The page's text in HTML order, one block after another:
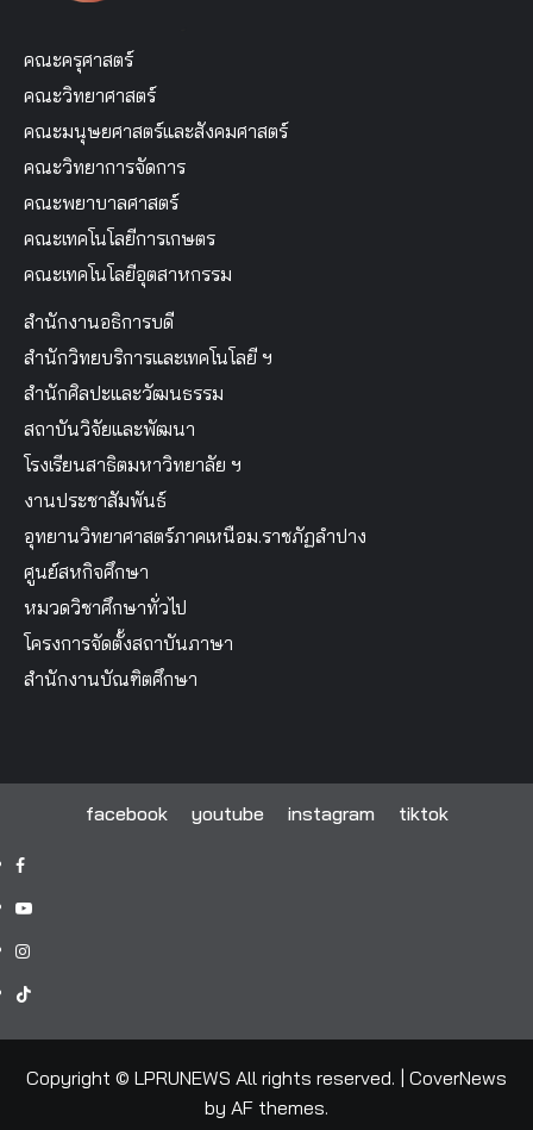
คณะครุศาสตร์
คณะวิทยาศาสตร์
คณะมนุษยศาสตร์และสังคมศาสตร์
คณะวิทยาการจัดการ
คณะพยาบาลศาสตร์
คณะเทคโนโลยีการเกษตร
คณะเทคโนโลยีอุตสาหกรรม
สำนักงานอธิการบดี
สำนักวิทยบริการและเทคโนโลยี ฯ
สำนักศิลปะและวัฒนธรรม
สถาบันวิจัยและพัฒนา
โรงเรียนสาธิตมหาวิทยาลัย ฯ
งานประชาสัมพันธ์
อุทยานวิทยาศาสตร์ภาคเหนือม.ราชภัฏลำปาง
ศูนย์สหกิจศึกษา
หมวดวิชาศึกษาทั่วไป
โครงการจัดตั้งสถาบันภาษา
สำนักงานบัณฑิตศึกษา
facebook youtube instagram tiktok
facebook
youtube
instagram
tiktok
Copyright © LPRUNEWS All rights reserved.
CoverNews
by AF themes.